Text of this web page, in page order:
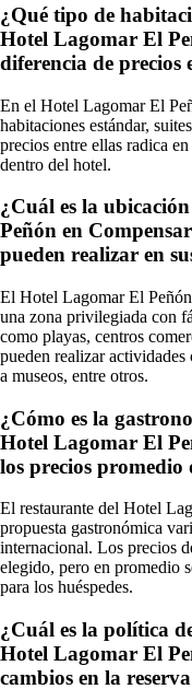
¿Qué tipo de
Hotel Lagomar El
diferencia de precios
En el Hotel Lagomar El
habitaciones estándar,
precios entre ellas radica
dentro del hotel.
¿Cuál es la
Peñón en
pueden realizar en
El Hotel Lagomar El
una zona privilegiada con
como playas, centros
pueden realizar actividades
a museos, entre otros.
¿Cómo es la
Hotel Lagomar El
los precios promedio
El restaurante del Hotel
propuesta gastronómica
internacional. Los precios
elegido, pero en promedio
para los huéspedes.
¿Cuál es la política
Hotel Lagomar El
cambios en la